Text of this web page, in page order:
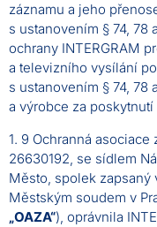
záznamu a jeho
s ustanovením § 74, 78
ochrany INTERGRAM
a televizního vysílání
s ustanovením § 74, 78
a výrobce za
1. 9 Ochranná asociace
26630192, se sídlem
Město, spolek
Městským soudem v
„OAZA“), oprávnila